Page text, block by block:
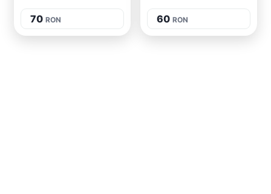
70 RON 60 RON